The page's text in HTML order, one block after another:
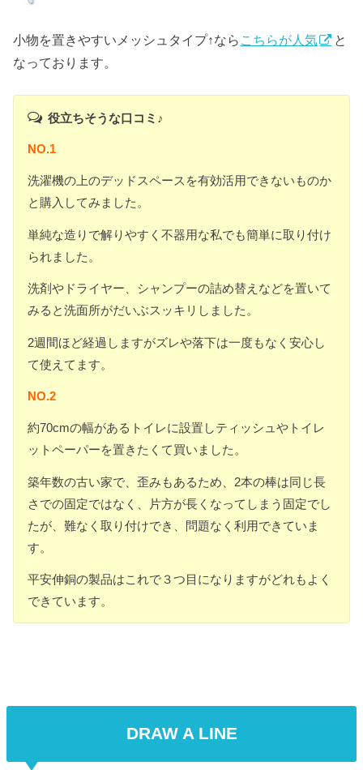
小物を置きやすいメッシュタイプ↑なら こちらが人気
と
なっております。
役立ちそうな口コミ♪
NO.1
洗濯機の上のデッドスペースを有効活用できないものか
と購入してみました。
単純な造りで解りやすく不器用な私でも簡単に取り付け
られました。
洗剤やドライヤー、シャンプーの詰め替えなどを置いて
みると洗面所がだいぶスッキリしました。
2週間ほど経過しますがズレや落下は一度もなく安心し
て使えてます。
NO.2
約70cmの幅があるトイレに設置しティッシュやトイレ
ットペーパーを置きたくて買いました。
築年数の古い家で、歪みもあるため、2本の棒は同じ長
さでの固定ではなく、片方が長くなってしまう固定でし
たが、難なく取り付けでき、問題なく利用できていま
す。
平安伸銅の製品はこれで３つ目になりますがどれもよく
できています。
DRAW A LINE